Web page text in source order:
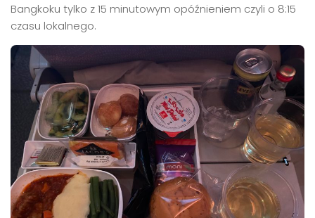
Bangkoku tylko z 15 minutowym opóźnieniem czyli o 8:15
czasu lokalnego.